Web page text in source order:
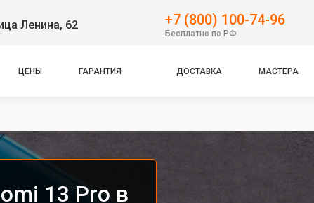
Ленина, 62 +7 (800) 100-74-96
Бесплатно по РФ
ЦЕНЫ ГАРАНТИЯ ДОСТАВКА МАСТЕРА
13 Pro в